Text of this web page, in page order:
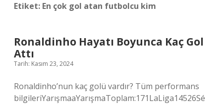
Etiket: En çok gol atan futbolcu kim
Ronaldinho Hayatı Boyunca Kaç Gol
Attı
Tarih: Kasım 23, 2024
Ronaldinho’nun kaç golü vardır? Tüm performans
bilgileriYarışmaaYarışmaToplam:171LaLiga14526Sé